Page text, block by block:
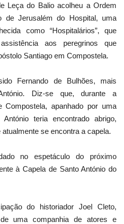
Leça do Balio acolheu a Ordem
de Jerusalém do Hospital, uma
como “Hospitalários”, que
aos peregrinos que
Santiago em Compostela.
Fernando de Bulhões, mais
Diz-se que, durante a
Compostela, apanhado por uma
teria encontrado abrigo,
se encontra a capela.
no espetáculo do próximo
à Capela de Santo António do
do historiador Joel Cleto,
uma companhia de atores e